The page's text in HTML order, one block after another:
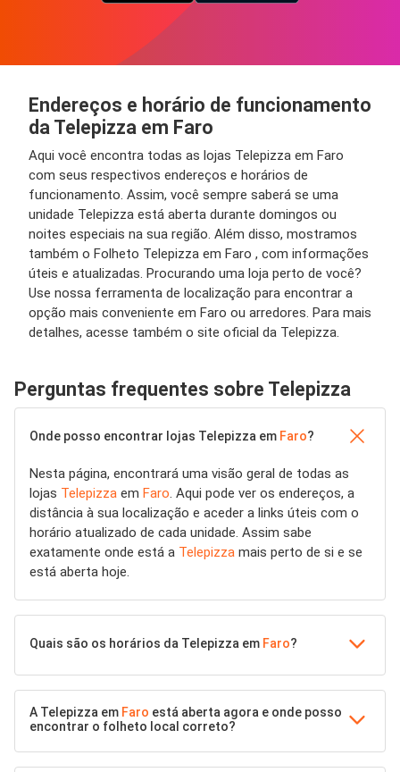
Endereços e horário de funcionamento
da Telepizza em Faro
Aqui você encontra todas as lojas Telepizza em Faro
com seus respectivos endereços e horários de
funcionamento. Assim, você sempre saberá se uma
unidade Telepizza está aberta durante domingos ou
noites especiais na sua região. Além disso, mostramos
também o Folheto Telepizza em Faro , com informações
úteis e atualizadas. Procurando uma loja perto de você?
Use nossa ferramenta de localização para encontrar a
opção mais conveniente em Faro ou arredores. Para mais
detalhes, acesse também o site oficial da Telepizza.
Perguntas frequentes sobre Telepizza
Onde posso encontrar lojas Telepizza em Faro?
Nesta página, encontrará uma visão geral de todas as
lojas Telepizza em Faro. Aqui pode ver os endereços, a
distância à sua localização e aceder a links úteis com o
horário atualizado de cada unidade. Assim sabe
exatamente onde está a Telepizza mais perto de si e se
está aberta hoje.
Quais são os horários da Telepizza em Faro?
A Telepizza em Faro está aberta agora e onde posso
encontrar o folheto local correto?